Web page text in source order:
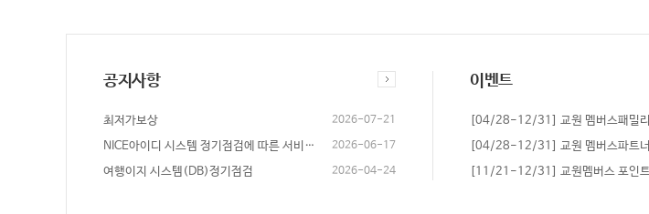
공지사항
최저가보상 2026-07-21
NICE아이디 시스템 정기점검에 따른 서비스 영향 안내 2026-06-17
여행이지 시스템(DB)정기점검 2026-04-24
이벤트
[04/28-12/31] 교원 멤버스패밀리
[04/28-12/31] 교원 멤버스파트너